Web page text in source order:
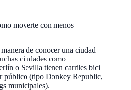
moverte con menos
de conocer una ciudad
ciudades como
o Sevilla tienen carriles bici
público (tipo Donkey Republic,
municipales).